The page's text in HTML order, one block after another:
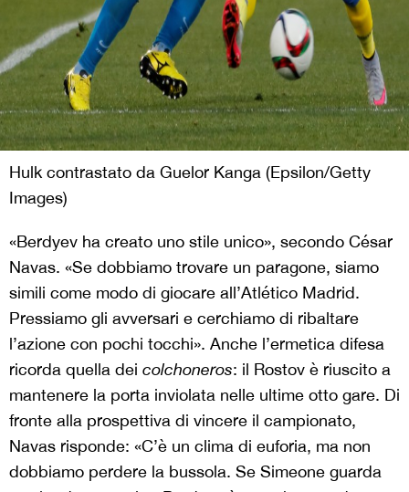
Hulk contrastato da Guelor Kanga (Epsilon/Getty
Images)
«Berdyev ha creato uno stile unico», secondo César
Navas. «Se dobbiamo trovare un paragone, siamo
simili come modo di giocare all’Atlético Madrid.
Pressiamo gli avversari e cerchiamo di ribaltare
l’azione con pochi tocchi». Anche l’ermetica difesa
ricorda quella dei colchoneros: il Rostov è riuscito a
mantenere la porta inviolata nelle ultime otto gare. Di
fronte alla prospettiva di vincere il campionato,
Navas risponde: «C’è un clima di euforia, ma non
dobbiamo perdere la bussola. Se Simeone guarda